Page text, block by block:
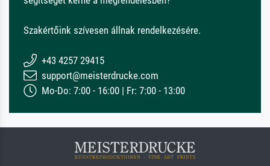
Szakértőink szívesen állnak rendelkezésére.
+43 4257 29415
support@meisterdrucke.com
Mo-Do: 7:00 - 16:00 | Fr: 7:00 - 13:00